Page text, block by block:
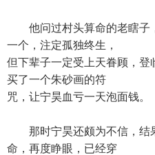
他问过村头算命的老瞎子
一个，注定孤独终生，
但下辈子一定受上天眷顾，
买了一个朱砂画的符
咒，让宁昊血亏一天泡面钱。
那时宁昊还颇为不信，结
命，再度睁眼，已经穿